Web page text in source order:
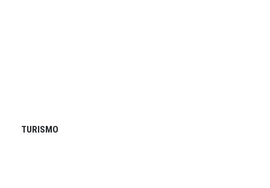
TURISMO